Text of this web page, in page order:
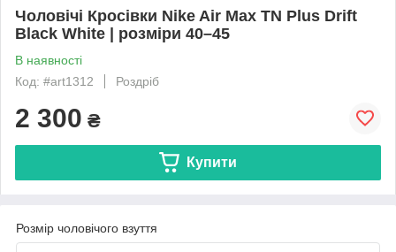
Чоловічі Кросівки Nike Air Max TN Plus Drift
Black White | розміри 40–45
В наявності
Код: #art1312
Роздріб
2 300 ₴
Купити
Розмір чоловічого взуття